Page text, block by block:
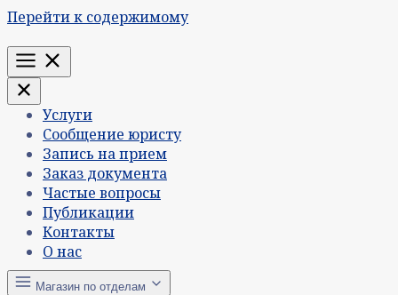
Перейти к содержимому
Меню
Услуги
Сообщение юристу
Запись на прием
Заказ документа
Частые вопросы
Публикации
Контакты
О нас
Магазин по отделам